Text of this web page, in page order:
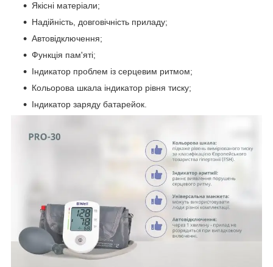
Якісні матеріали;
Надійність, довговічність приладу;
Автовідключення;
Функція пам'яті;
Індикатор проблем із серцевим ритмом;
Кольорова шкала індикатор рівня тиску;
Індикатор заряду батарейок.